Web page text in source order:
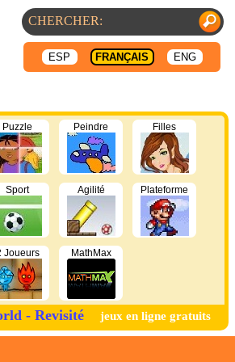
ESP FRANÇAIS ENG
Puzzle Peindre Filles
Sport Agilité Plateforme
Joueurs MathMax
- Revisité jeux en ligne gratuits